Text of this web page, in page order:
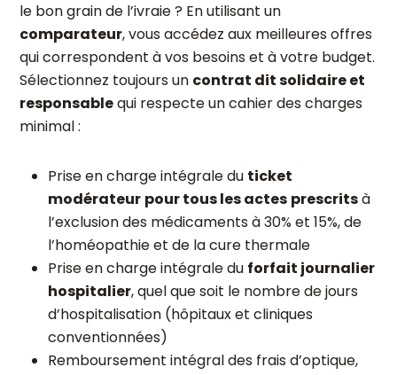
le bon grain de l’ivraie ? En utilisant un
comparateur, vous accédez aux meilleures offres
qui correspondent à vos besoins et à votre budget.
Sélectionnez toujours un contrat dit solidaire et
responsablequi respecte un cahier des charges
minimal :
Prise en charge intégrale du ticket
modérateur pour tous les actes prescritsà
l’exclusion des médicaments à 30% et 15%, de
l’homéopathie et de la cure thermale
Prise en charge intégrale du forfait journalier
hospitalier, quel que soit le nombre de jours
d’hospitalisation (hôpitaux et cliniques
conventionnées)
Remboursement intégral des frais d’optique,